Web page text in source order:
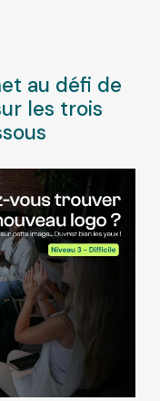
au défi de
les trois